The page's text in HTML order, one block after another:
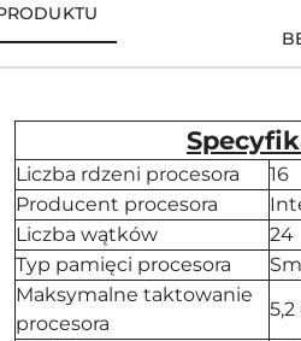
Liczba rdzeni procesora
16
Producent procesora
Liczba wątków
24
Typ pamięci procesora
Maksymalne taktowanie
procesora
5,2